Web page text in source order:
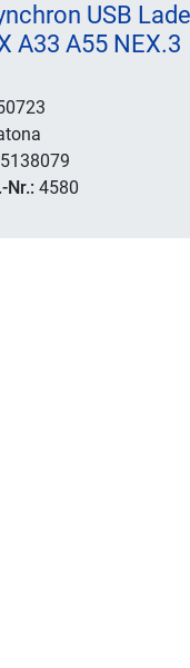
USB
A33 A55 NEX.3
Nr.: 4580